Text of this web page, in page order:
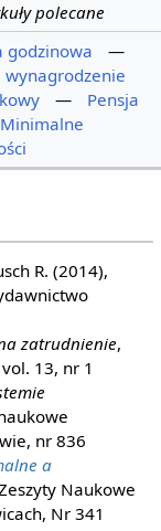
polecane
godzinowa
—
wynagrodzenie
—
Pensja
Minimalne
R. (2014),
zatrudnienie,
13, nr 1
nr 836
a
Naukowe
Nr 341